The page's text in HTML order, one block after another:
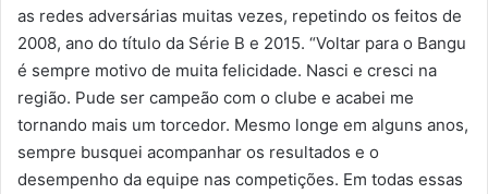
as redes adversárias muitas vezes, repetindo os feitos de
2008, ano do título da Série B e 2015. “Voltar para o Bangu
é sempre motivo de muita felicidade. Nasci e cresci na
região. Pude ser campeão com o clube e acabei me
tornando mais um torcedor. Mesmo longe em alguns anos,
sempre busquei acompanhar os resultados e o
desempenho da equipe nas competições. Em todas essas